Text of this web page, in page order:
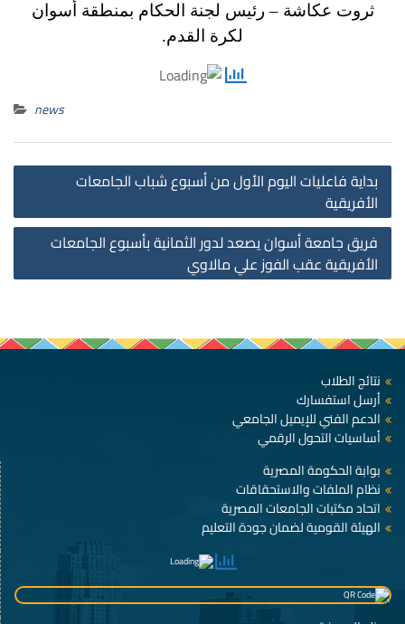
ثروت عكاشة – رئيس لجنة الحكام بمنطقة أسوان
لكرة القدم.
news
بداية فاعليات اليوم الأول من أسبوع شباب الجامعات
الأفريقية
فريق جامعة أسوان يصعد لدور الثمانية بأسبوع الجامعات
الأفريقية عقب الفوز علي مالاوي
نتائج الطلاب
أرسل استفسارك
الدعم الفني للإيميل الجامعي
أساسيات التحول الرقمي
بوابة الحكومة المصرية
نظام الملفات والاستحقاقات
اتحاد مكتبات الجامعات المصرية
الهيئة القومية لضمان جودة التعليم